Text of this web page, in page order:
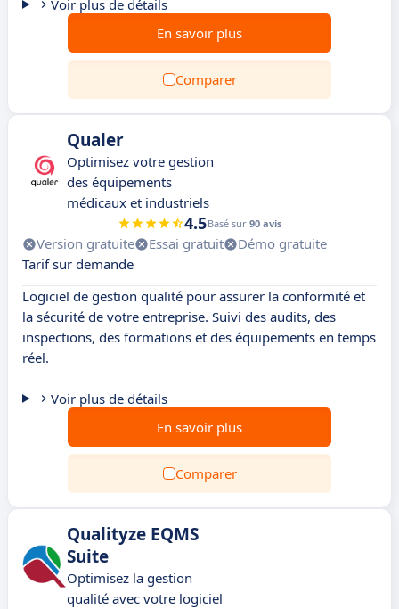
Voir plus de détails
En savoir plus
Comparer
Qualer
Optimisez votre gestion
des équipements
médicaux et industriels
4.5Basé sur 90 avis
Version gratuite Essai gratuit
Démo gratuite
Tarif sur demande
Logiciel de gestion qualité pour assurer la conformité et
la sécurité de votre entreprise. Suivi des audits, des
inspections, des formations et des équipements en temps
réel.
Voir plus de détails
En savoir plus
Comparer
Qualityze EQMS
Suite
Optimisez la gestion
qualité avec votre logiciel